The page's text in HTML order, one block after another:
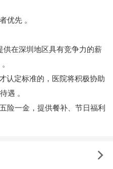
先 。
供在深圳地区具有竞争力的薪
认定标准的，医院将积极协助
。
险一金，提供餐补、节日福利